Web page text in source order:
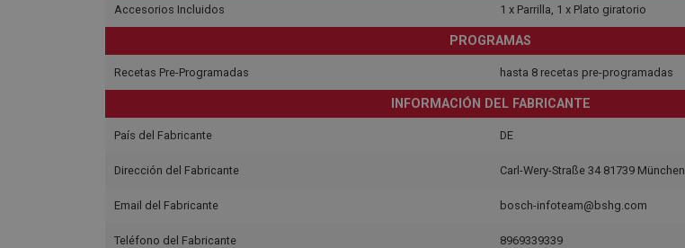
Accesorios Incluidos 1 x Parrilla, 1 x Plato giratorio
PROGRAMAS
Recetas Pre-Programadas hasta 8 recetas pre-programadas
INFORMACIÓN DEL FABRICANTE
País del Fabricante DE
Dirección del Fabricante Carl-Wery-Straße 34 81739 München
Email del Fabricante bosch-infoteam@bshg.com
Teléfono del Fabricante 8969339339